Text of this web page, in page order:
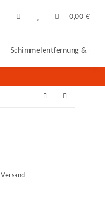
0,00 €
Schimmelentfernung & -
Versand